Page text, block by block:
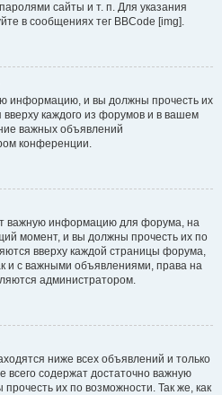
сайты и т. п. Для указания
в сообщениях тег BBCode [img].
информацию, и вы должны прочесть их
каждого из форумов и в вашем
важных объявлений
конференции.
важную информацию для форума, на
момент, и вы должны прочесть их по
вверху каждой страницы форума,
и с важными объявлениями, права на
администратором.
ниже всех объявлений и только
всего содержат достаточно важную
их по возможности. Так же, как